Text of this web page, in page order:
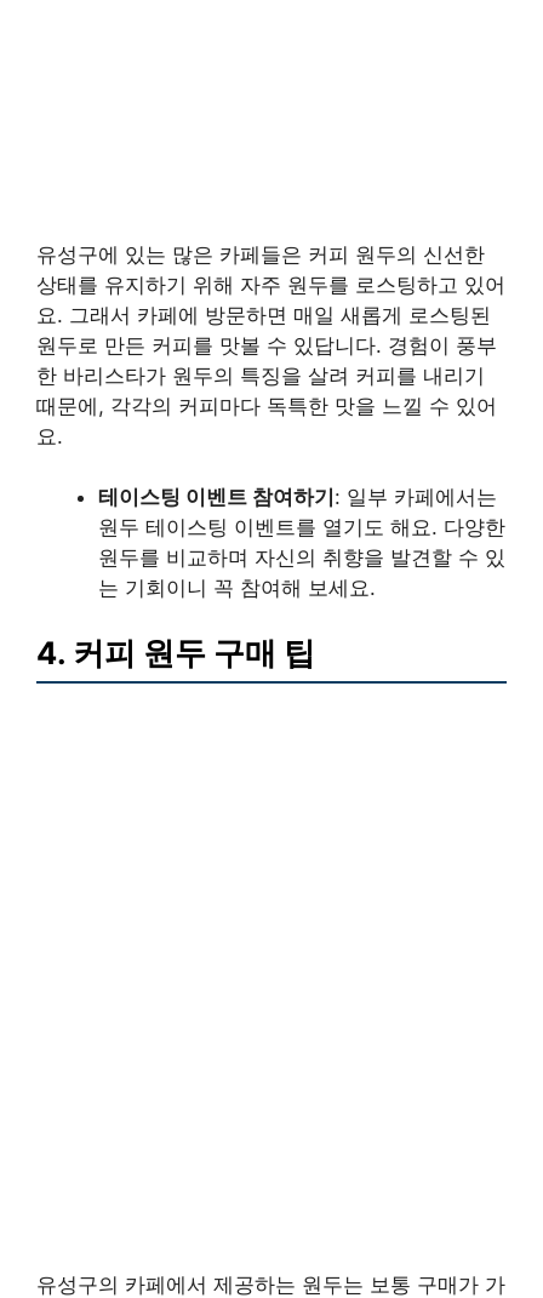
유성구에 있는 많은 카페들은 커피 원두의 신선한
상태를 유지하기 위해 자주 원두를 로스팅하고 있어
요. 그래서 카페에 방문하면 매일 새롭게 로스팅된
원두로 만든 커피를 맛볼 수 있답니다. 경험이 풍부
한 바리스타가 원두의 특징을 살려 커피를 내리기
때문에, 각각의 커피마다 독특한 맛을 느낄 수 있어
요.
테이스팅 이벤트 참여하기 : 일부 카페에서는
원두 테이스팅 이벤트를 열기도 해요. 다양한
원두를 비교하며 자신의 취향을 발견할 수 있
는 기회이니 꼭 참여해 보세요.
4. 커피 원두 구매 팁
유성구의 카페에서 제공하는 원두는 보통 구매가 가